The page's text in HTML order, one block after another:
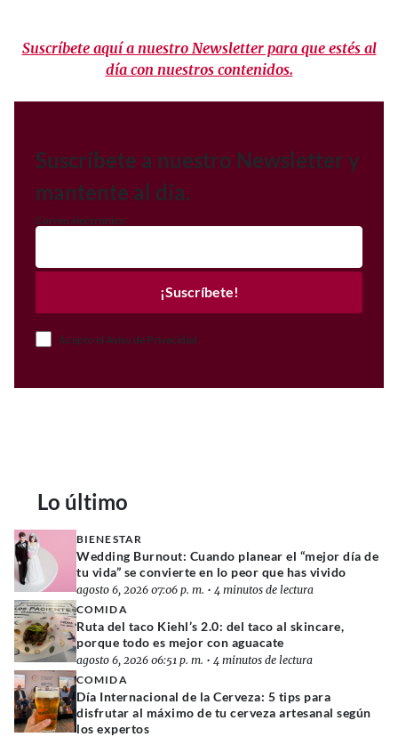
Suscríbete aquí a nuestro Newsletter para que estés al
día con nuestros contenidos.
Suscríbete a nuestro Newsletter y
mantente al día.
Correo electrónico
¡Suscríbete!
Acepto el Aviso de Privacidad
Lo último
BIENESTAR
Wedding Burnout: Cuando planear el “mejor día de
tu vida” se convierte en lo peor que has vivido
agosto 6, 2026 07:06 p. m. • 4 minutos de lectura
COMIDA
Ruta del taco Kiehl’s 2.0: del taco al skincare,
porque todo es mejor con aguacate
agosto 6, 2026 06:51 p. m. • 4 minutos de lectura
COMIDA
Día Internacional de la Cerveza: 5 tips para
disfrutar al máximo de tu cerveza artesanal según
los expertos